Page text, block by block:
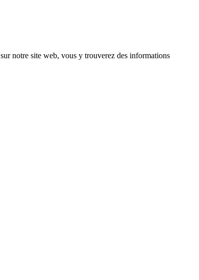
sur notre site web, vous y trouverez des informations